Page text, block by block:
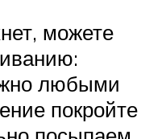
можете
любыми
покройте